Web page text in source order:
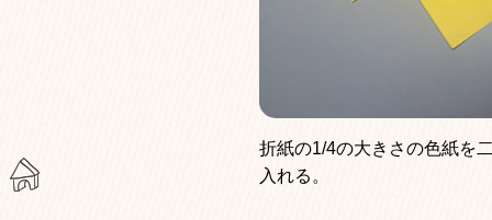
折紙の1/4の大きさの色紙を
入れる。